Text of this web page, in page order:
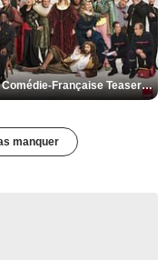
De la Comédie-Française Teaser VF
manquer